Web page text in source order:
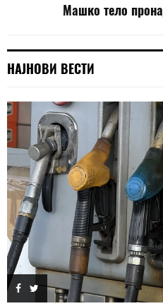
Машко тело
НАЈНОВИ ВЕСТИ